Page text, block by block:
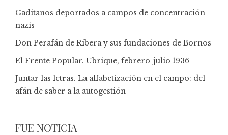
Gaditanos deportados a campos de concentración
nazis
Don Perafán de Ribera y sus fundaciones de Bornos
El Frente Popular. Ubrique, febrero-julio 1936
Juntar las letras. La alfabetización en el campo: del
afán de saber a la autogestión
FUE NOTICIA